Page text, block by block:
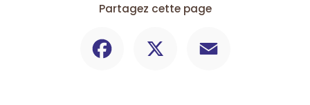
Partagez cette page